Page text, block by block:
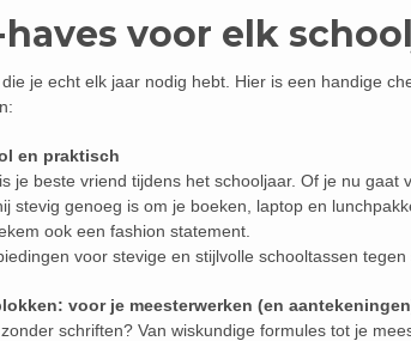
voor elk
je echt elk jaar nodig hebt. Hier is een handige
en praktisch
je beste vriend tijdens het schooljaar. Of je nu
stevig genoeg is om je boeken, laptop en
ook een fashion statement.
voor stevige en stijlvolle schooltassen tegen
voor je meesterwerken (en
schriften? Van wiskundige formules tot je